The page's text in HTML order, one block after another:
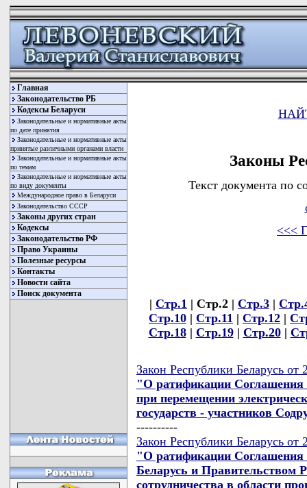
Главная
Законодательство РБ
Кодексы Беларуси
Законодательные и нормативные акты
по дате принятия
Законодательные и нормативные акты
принятые различными органами власти
Законодательные и нормативные акты
по темам
Законодательные и нормативные акты
по виду документы
Международное право в Беларуси
Законодательство СССР
Законы других стран
Кодексы
Законодательство РФ
Право Украины
Полезные ресурсы
Контакты
Новости сайта
Поиск документа
Законы
Текст документа по
<<<
| Стр.1 | Стр.2 | Стр.3 |
Стр.10 | Стр.11 | Стр.12 |
Стр.18| Стр.19| Стр.20|
Закон Республики Беларусь
"О ратификации Соглашения
при перемещении
государств - участников
----------
Закон Республики Беларусь
"О ратификации Соглашения
Беларусь и Правительством
сотрудничества в области